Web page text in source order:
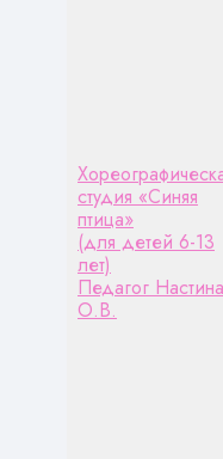
студия «Синяя
птица»
(для детей 6-13
лет)
Педагог Настина
О.В.